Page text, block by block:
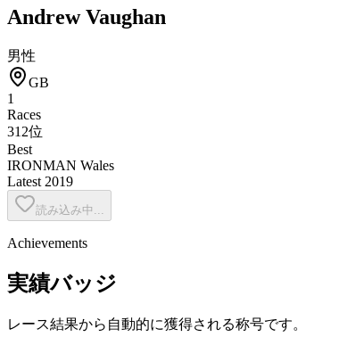
Andrew Vaughan
男性
GB
1
Races
312位
Best
IRONMAN Wales
Latest 2019
読み込み中...
Achievements
実績バッジ
レース結果から自動的に獲得される称号です。